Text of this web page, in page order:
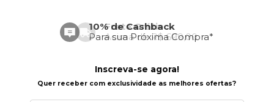
10% de Cashback
Para sua Próxima Compra*
Frete Grátis
Acima de R$ 699,00
Inscreva-se agora!
Quer receber com exclusividade as melhores ofertas?